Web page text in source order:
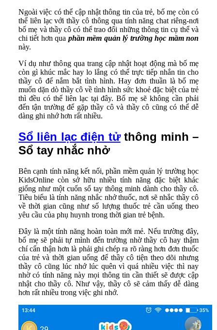
Ngoài việc có thể cập nhật thông tin của trẻ, bố mẹ còn có
thể liên lạc với thầy cô thông qua tính năng chat riêng-nơi
bố mẹ và thầy cô có thể trao đổi những thông tin cụ thể và
chi tiết hơn qua phần mềm quản lý trường học mầm non
này.
Ví dụ như thông qua trang cập nhật hoạt động mà bố mẹ
còn gì khúc mắc hay lo lắng có thể trực tiếp nhắn tin cho
thầy cô để nắm bắt tình hình. Hay đơn thuần là bố mẹ
muốn dặn dò thầy cô về tình hình sức khoẻ đặc biệt của trẻ
thì đều có thể liên lạc tại đây. Bố mẹ sẽ không cần phải
đến tận trường để gặp thầy cô và thầy cô cũng có thể dễ
dàng ghi nhớ hơn rất nhiều.
Sổ liên lạc điện tử thông minh –
Sổ tay nhắc nhở
Bên cạnh tính năng kết nối, phần mềm quản lý trường học
KidsOnline còn sở hữu nhiều tính năng đặc biệt khác
giống như một cuốn sổ tay thông minh dành cho thầy cô.
Tiêu biểu là tính năng nhắc nhở thuốc, nơi sẽ nhắc thầy cô
về thời gian cũng như số lượng thuốc trẻ cần uống theo
yêu cầu của phụ huynh trong thời gian trẻ bệnh.
Đây là một tính năng hoàn toàn mới mẻ. Nếu trường đây,
bố mẹ sẽ phải tự mình đến trường nhờ thầy cô hay thậm
chí cẩn thận hơn là phải ghi chép ra rõ ràng hơn đơn thuốc
của trẻ và thời gian uống để thầy cô tiện theo dõi nhưng
thầy cô cũng lúc nhớ lúc quên vì quá nhiều việc thì nay
nhờ có tính năng này mọi thông tin cần thiết sẽ được cập
nhật cho thầy cô. Như vậy, thầy cô sẽ cảm thấy dễ dàng
hơn rất nhiều trong việc ghi nhớ.